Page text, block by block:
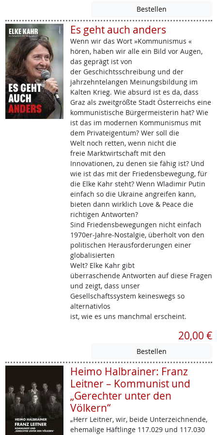
Es geht auch anders
Wenn wir das Wort »Kommunismus «
hören, haben wir alle ein Bild vor Augen,
das geprägt ist von
der Geschichtsschreibung und der
jahrzehntelangen Meinungsbildung im
Kalten Krieg. Wie absurd ist es da, dass
Graz als zweitgrößte Stadt Österreichs eine
kommunistische Bürgermeisterin hat? Wie
ist das im modernen Kommunismus mit
dem Privateigentum? Wer soll die
Welt noch retten, wenn nicht die
freie Marktwirtschaft mit den
Innovationen, zu denen sie fähig ist? Und
wie ist das mit der Friedensbewegung, für
die Elke Kahr steht? Wenn Wladimir Putin
einfach so die Ukraine angreifen kann,
bieten dann wirklich Love & Peace die
richtigen Antworten?
Sind Friedensbewegungen nicht einfach
1970er-Jahre-Nostalgie, überholt von den
politischen Herausforderungen einer
globalisierten
Welt? Elke Kahr gibt
überraschende Antworten auf diese Fragen
und zeigt, dass unser
Gesellschaftssystem keineswegs so
alternativlos
ist, wie es uns manchmal erscheint.
20,00 €
Heimo Halbrainer: Franz
Leitner – Kommunist und
„Gerechter unter den
Völkern“
„Herr Leitner, wir, beide Unterzeichnende,
ehemalige Häftlinge 117.029 und 117.030